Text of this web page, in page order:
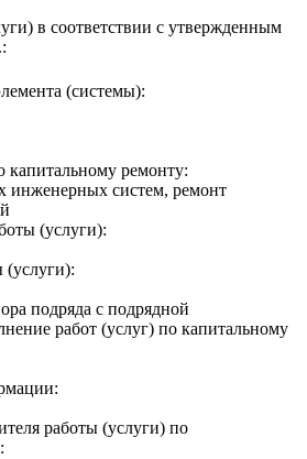
в соответствии с утвержденным
(системы):
капитальному ремонту:
инженерных систем, ремонт
(услуги):
(услуги):
подряда с подрядной
работ (услуг) по капитальному
работы (услуги) по